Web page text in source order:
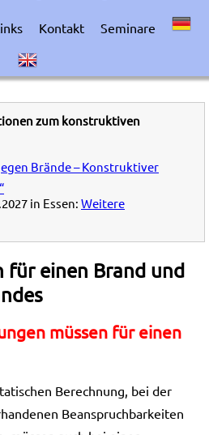
Kontakt Seminare
zum konstruktiven
Brände – Konstruktiver
in Essen: Weitere
für einen Brand und
müssen für einen
Berechnung, bei der
Beanspruchbarkeiten